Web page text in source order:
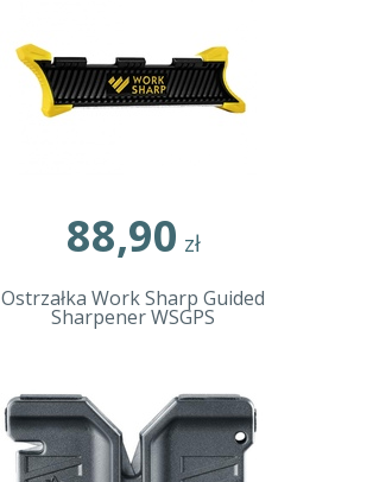
88,90 zł
Ostrzałka Work Sharp Guided
Sharpener WSGPS